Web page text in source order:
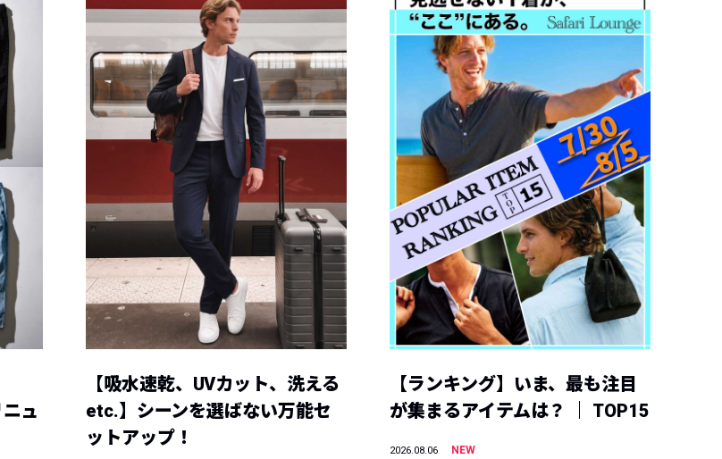
ュ
【吸水速乾、UVカット、洗える
etc.】シーンを選ばない万能セ
ットアップ！
【ランキング】いま、最も注目
が集まるアイテムは？ ｜ TOP15
2026.08.06
NEW